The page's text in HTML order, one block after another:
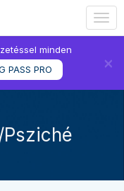
minden
PASS PRO ×